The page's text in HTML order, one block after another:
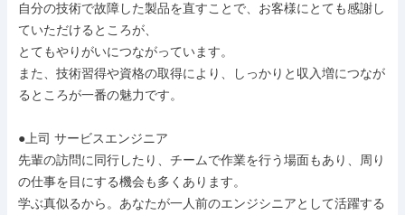
自分の技術で故障した製品を直すことで、お客様にとても感謝し
ていただけるところが、
とてもやりがいにつながっています。
また、技術習得や資格の取得により、しっかりと収入増につなが
るところが一番の魅力です。
●上司 サービスエンジニア
先輩の訪問に同行したり、チームで作業を行う場面もあり、周り
の仕事を目にする機会も多くあります。
学ぶ真似るから。あなたが一人前のエンジシニアとして活躍する